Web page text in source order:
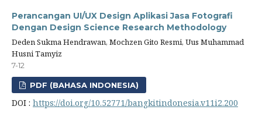
Perancangan UI/UX Design Aplikasi Jasa Fotografi
Dengan Design Science Research Methodology
Deden Sukma Hendrawan, Mochzen Gito Resmi, Uus Muhammad
Husni Tamyiz
7-12
PDF (BAHASA INDONESIA)
DOI : https://doi.org/10.52771/bangkitindonesia.v11i2.200